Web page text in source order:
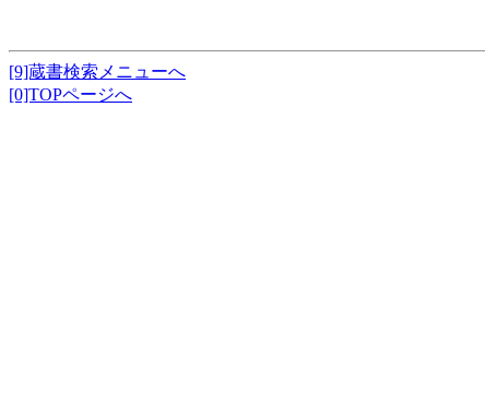
[9]蔵書検索メニューへ
[0]TOPページへ